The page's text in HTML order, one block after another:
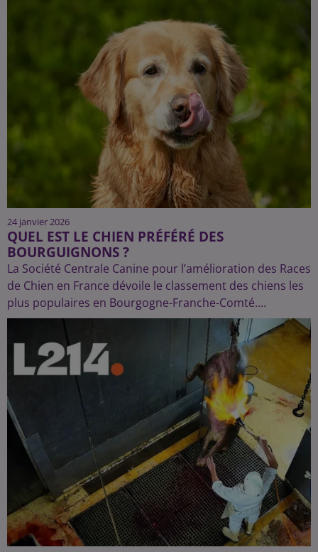
24 janvier 2026
QUEL EST LE CHIEN PRÉFÉRÉ DES
BOURGUIGNONS ?
La Société Centrale Canine pour l’amélioration des Races
de Chien en France dévoile le classement des chiens les
plus populaires en Bourgogne-Franche-Comté....